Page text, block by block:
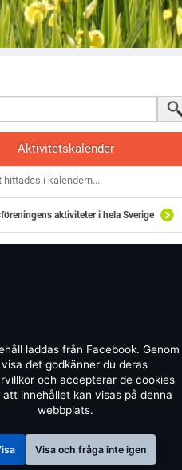
Aktivitetskalender
hittades i kalendern...
aktiviteter i hela Sverige
laddas från Facebook. Genom
det godkänner du deras
och accepterar de cookies
att innehållet kan visas på denna
webbplats.
Visa och fråga inte igen